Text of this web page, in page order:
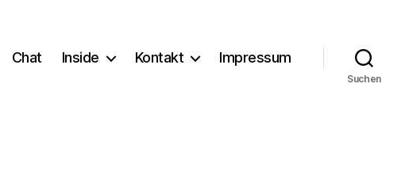
Chat Inside Kontakt Impressum
Suchen